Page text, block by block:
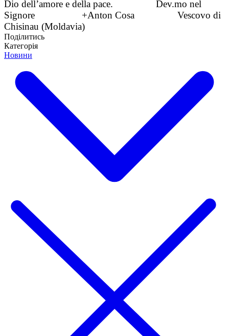
Dio dell’amore e della pace.
Dev.mo nel
Signore
+Anton Cosa
Vescovo di
Chisinau (Moldavia)
Поділитись
Категорія
Новини